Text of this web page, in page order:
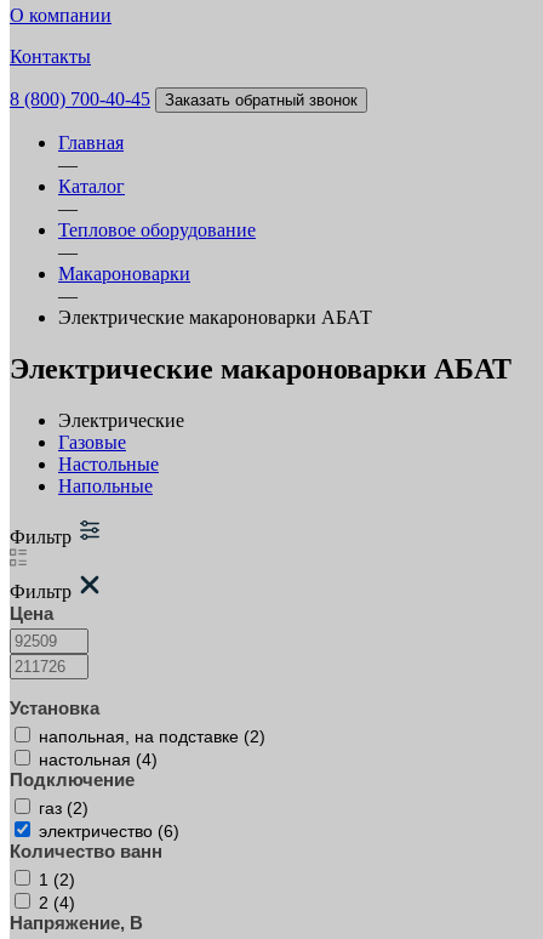
О компании
Контакты
8 (800) 700-40-45 Заказать обратный звонок
Главная
—
Каталог
—
Тепловое оборудование
—
Макароноварки
—
Электрические макароноварки АБАТ
Электрические макароноварки АБАТ
Электрические
Газовые
Настольные
Напольные
Фильтр
Фильтр
Цена
Установка
напольная, на подставке (2)
настольная (4)
Подключение
газ (2)
электричество (6)
Количество ванн
1 (2)
2 (4)
Напряжение, В